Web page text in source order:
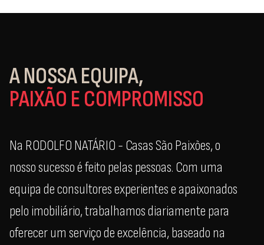
A NOSSA EQUIPA,
PAIXÃO E COMPROMISSO
Na RODOLFO NATÁRIO - Casas São Paixões, o
nosso sucesso é feito pelas pessoas. Com uma
equipa de consultores experientes e apaixonados
pelo imobiliário, trabalhamos diariamente para
oferecer um serviço de excelência, baseado na